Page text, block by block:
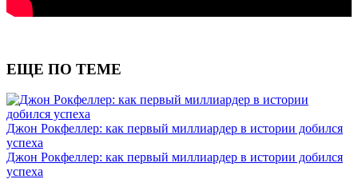
ЕЩЕ ПО ТЕМЕ
Джон Рокфеллер: как первый миллиардер в истории добился
успеха
Джон Рокфеллер: как первый миллиардер в истории добился
успеха